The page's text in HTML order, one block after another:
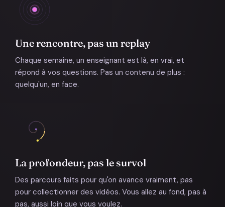
Une rencontre, pas un replay
Chaque semaine, un enseignant est là, en vrai, et
répond à vos questions. Pas un contenu de plus :
quelqu'un, en face.
La profondeur, pas le survol
Des parcours faits pour qu'on avance vraiment, pas
pour collectionner des vidéos. Vous allez au fond, pas à
pas, aussi loin que vous voulez.